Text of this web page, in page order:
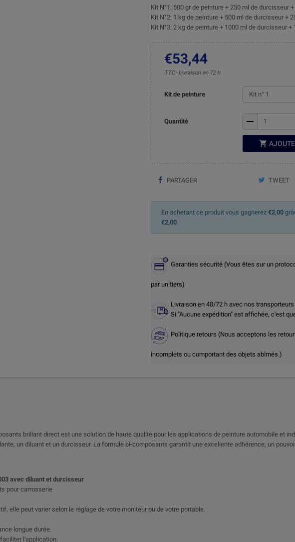
Kit N°1: 500 gr de peinture + 250 ml de durcisseur
Kit N°2: 1 kg de peinture + 500 ml de durcisseur +
Kit N°3: 2 kg de peinture + 1000 ml de durcisseur
€53,44
TTC Livraison en 72 h
Kit de peinture
Quantité remove

PARTAGER TWEET
En achetant ce produit vous gagnerez €2,00
€2,00.
Garanties sécurité (Vous êtes sur un
par un tiers)
Livraison en 48/72 h avec nos transporteurs
Si "Aucune expédition" est affichée, c'est
Politique retours (Nous acceptons les
incomplets ou comportant des objets abîmés.)
brillant direct est une solution de haute qualité pour les applications de peinture automobile et
un diluant et un durcisseur. La formule bi-composants garantit une excellente adhérence, un
avec diluant et durcisseur
pour carrosserie
elle peut varier selon le réglage de votre moniteur ou de votre portable.
longue durée.
l'application.